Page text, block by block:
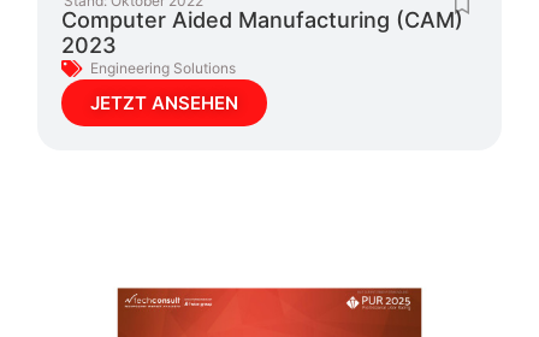
Computer Aided Manufacturing (CAM)
2023
Engineering Solutions
JETZT ANSEHEN